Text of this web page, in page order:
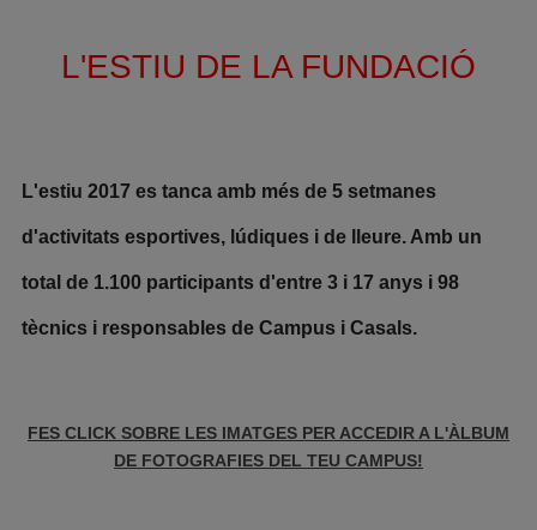
L'ESTIU DE LA FUNDACIÓ
L'estiu 2017 es tanca amb més de 5 setmanes
d'activitats esportives, lúdiques i de lleure. Amb un
total de 1.100 participants d'entre 3 i 17 anys i 98
tècnics i responsables de Campus i Casals.
FES CLICK SOBRE LES IMATGES PER ACCEDIR A L'ÀLBUM
DE FOTOGRAFIES DEL TEU CAMPUS!